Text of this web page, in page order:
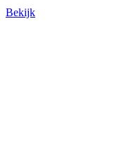
Bekijk